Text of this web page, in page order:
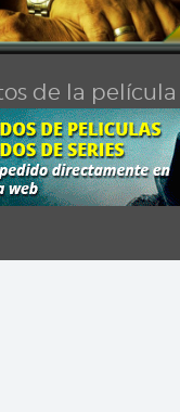
de la película